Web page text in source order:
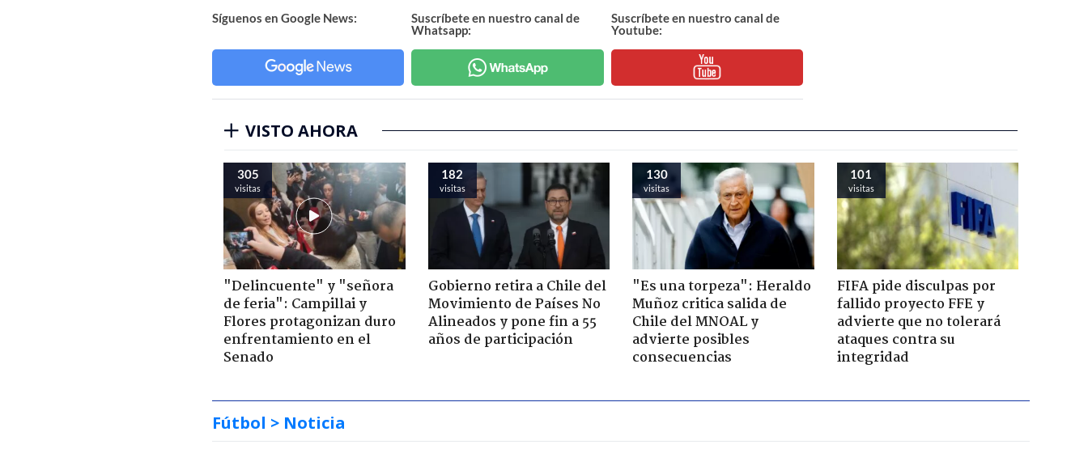
Síguenos en Google News:
Suscríbete en nuestro canal de
Whatsapp:
Suscríbete en nuestro canal de
Youtube:
VISTO AHORA
305
visitas
"Delincuente" y "señora
de feria": Campillai y
Flores protagonizan duro
enfrentamiento en el
Senado
182
visitas
Gobierno retira a Chile del
Movimiento de Países No
Alineados y pone fin a 55
años de participación
130
visitas
"Es una torpeza": Heraldo
Muñoz critica salida de
Chile del MNOAL y
advierte posibles
consecuencias
101
visitas
FIFA pide disculpas por
fallido proyecto FFE y
advierte que no tolerará
ataques contra su
integridad
Fútbol > Noticia